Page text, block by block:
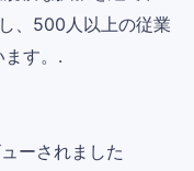
、500人以上の従業
す。.
ーされました